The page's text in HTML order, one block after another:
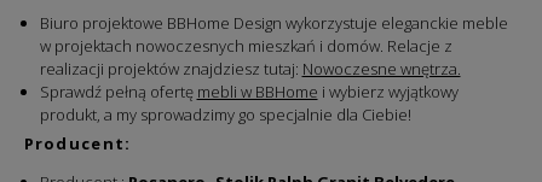
Biuro projektowe BBHome Design wykorzystuje eleganckie meble
w projektach nowoczesnych mieszkań i domów. Relacje z
realizacji projektów znajdziesz tutaj: Nowoczesne wnętrza.
Sprawdź pełną ofertę mebli w BBHome i wybierz wyjątkowy
produkt, a my sprowadzimy go specjalnie dla Ciebie!
Producent: